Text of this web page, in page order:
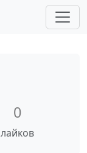
0
лайков